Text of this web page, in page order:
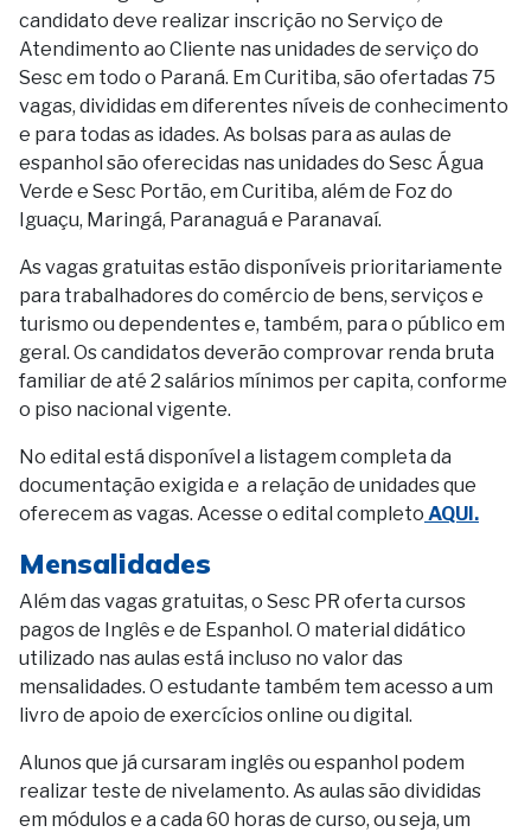
candidato deve realizar inscrição no Serviço de
Atendimento ao Cliente nas unidades de serviço do
Sesc em todo o Paraná. Em Curitiba, são ofertadas 75
vagas, divididas em diferentes níveis de conhecimento
e para todas as idades. As bolsas para as aulas de
espanhol são oferecidas nas unidades do Sesc Água
Verde e Sesc Portão, em Curitiba, além de Foz do
Iguaçu, Maringá, Paranaguá e Paranavaí.
As vagas gratuitas estão disponíveis prioritariamente
para trabalhadores do comércio de bens, serviços e
turismo ou dependentes e, também, para o público em
geral. Os candidatos deverão comprovar renda bruta
familiar de até 2 salários mínimos per capita, conforme
o piso nacional vigente.
No edital está disponível a listagem completa da
documentação exigida e a relação de unidades que
oferecem as vagas. Acesse o edital completo AQUI.
Mensalidades
Além das vagas gratuitas, o Sesc PR oferta cursos
pagos de Inglês e de Espanhol. O material didático
utilizado nas aulas está incluso no valor das
mensalidades. O estudante também tem acesso a um
livro de apoio de exercícios online ou digital.
Alunos que já cursaram inglês ou espanhol podem
realizar teste de nivelamento. As aulas são divididas
em módulos e a cada 60 horas de curso, ou seja, um